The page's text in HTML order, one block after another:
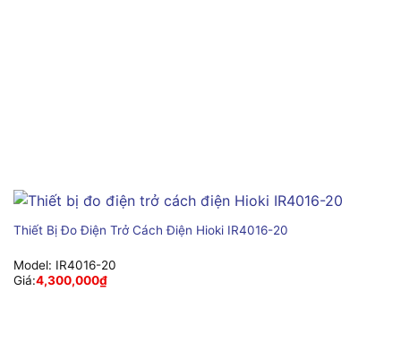
Thiết Bị Đo Điện Trở Cách Điện Hioki IR4016-20
Model: IR4016-20
Giá:4,300,000₫